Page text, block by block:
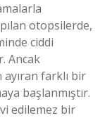
otopsilerde,
ciddi
Ancak
farklı bir
başlanmıştır.
edilemez bir